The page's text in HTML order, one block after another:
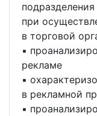
при
в торговой
▪
рекламе
▪
в рекламной
▪